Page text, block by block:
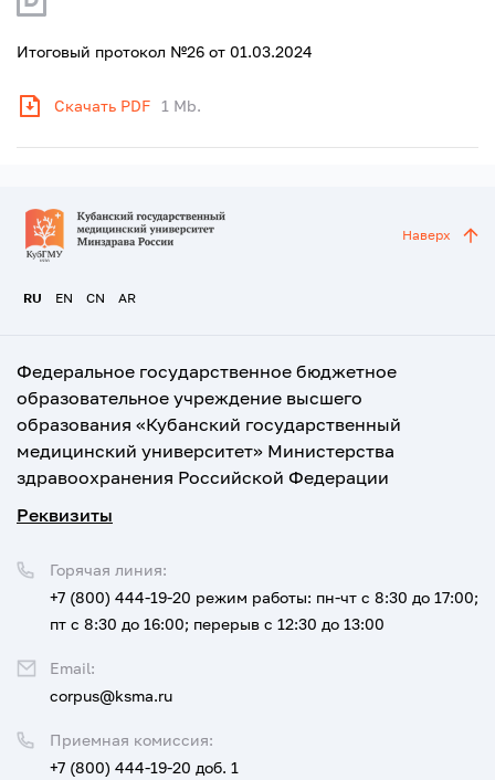
Итоговый протокол №26 от 01.03.2024
Скачать PDF 1 Mb.
RU EN CN AR
Наверх
Федеральное государственное бюджетное
образовательное учреждение высшего
образования «Кубанский государственный
медицинский университет» Министерства
здравоохранения Российской Федерации
Реквизиты
Приемная комиссия:
+7 (800) 444-19-20 доб. 1
Горячая линия:
+7 (800) 444-19-20 режим работы: пн-чт с 8:30 до 17:00;
пт с 8:30 до 16:00; перерыв с 12:30 до 13:00
Email:
corpus@ksma.ru